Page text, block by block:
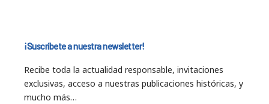
¡Suscríbete a nuestra newsletter!
Recibe toda la actualidad responsable, invitaciones
exclusivas, acceso a nuestras publicaciones históricas, y
mucho más…